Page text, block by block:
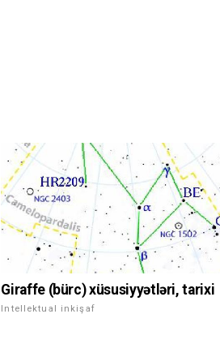
Giraffe (bürc) xüsusiyyətləri, tarixi
Intellektual inkişaf